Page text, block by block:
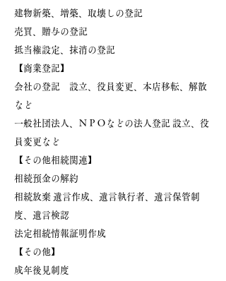
建物新築、増築、取壊しの登記
売買、贈与の登記
抵当権設定、抹消の登記
【商業登記】
会社の登記 設立、役員変更、本店移転、解散
など
一般社団法人、ＮＰＯなどの法人登記 設立、役
員変更など
【その他相続関連】
相続預金の解約
相続放棄 遺言作成、遺言執行者、遺言保管制
度、遺言検認
法定相続情報証明作成
【その他】
成年後見制度